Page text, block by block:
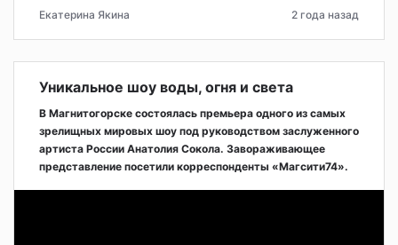
Екатерина Якина 2 года назад
Уникальное шоу воды, огня и света
В Магнитогорске состоялась премьера одного из самых
зрелищных мировых шоу под руководством заслуженного
артиста России Анатолия Сокола. Завораживающее
представление посетили корреспонденты «Магсити74».